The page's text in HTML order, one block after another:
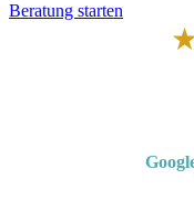
Beratung starten